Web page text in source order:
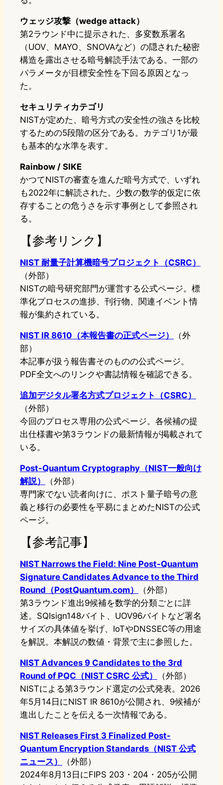
ウェッジ攻撃（wedge attack）
第2ラウンド中に提示された、多変数系署名
（UOV、MAYO、SNOVAなど）の隠された秘密
構造を露出させる暗号解読手法である。一部の
パラメータが目標安全性を下回る原因となっ
た。
セキュリティカテゴリ
NISTが定めた、暗号方式の安全性の強さを比較
するための5段階の区分である。カテゴリ1が最
も基本的な水準を表す。
Rainbow / SIKE
かつてNISTの審査を進んだ暗号方式で、いずれ
も2022年に解読された。少数の数学的仮定に依
存することの危うさを示す事例として参照され
る。
【参考リンク】
NIST 耐量子計算機暗号プロジェクト（CSRC）
（外部）
NISTの暗号研究部門が運営する公式ページ。標
準化プロセスの進捗、刊行物、関連イベント情
報が集約されている。
NIST IR 8610（本報告書の正式ページ）
（外
部）
本記事が扱う報告書そのものの公式ページ。
PDF全文へのリンクや書誌情報を確認できる。
追加デジタル署名方式プロジェクト（CSRC）
（外部）
今回のプロセス専用の公式ページ。各候補の提
出仕様書や第3ラウンドの最新情報が掲載されて
いる。
Post-Quantum Cryptography（NIST一般向け
解説）
（外部）
専門家でない読者向けに、ポスト量子暗号の意
義と移行の必要性を平易にまとめたNISTの公式
ページ。
【参考記事】
NIST Narrows the Field: Nine Post-Quantum
Signature Candidates Advance to the Third
Round（PostQuantum.com）
（外部）
第3ラウンド進出9候補を数学的分類ごとに詳
述。SQIsign148バイト、UOV96バイトなど署名
サイズの具体値を挙げ、IoTやDNSSEC等の用途
を解説。本解説の数値・背景で主に参照した。
NIST Advances 9 Candidates to the 3rd
Round of PQC（NIST CSRC 公式）
（外部）
NISTによる第3ラウンド選定の公式発表。2026
年5月14日にNIST IR 8610が公開され、9候補が
進出したことを伝える一次情報である。
NIST Releases First 3 Finalized Post-
Quantum Encryption Standards（NIST 公式
ニュース）
（外部）
2024年8月13日にFIPS 203・204・205が公開